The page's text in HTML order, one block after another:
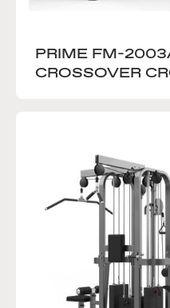
PRIME FM-
CROSSOVER